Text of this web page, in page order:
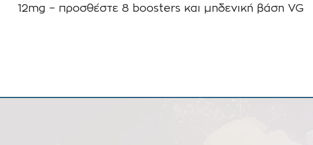
12mg – προσθέστε 8 boosters και μηδενική βάση VG